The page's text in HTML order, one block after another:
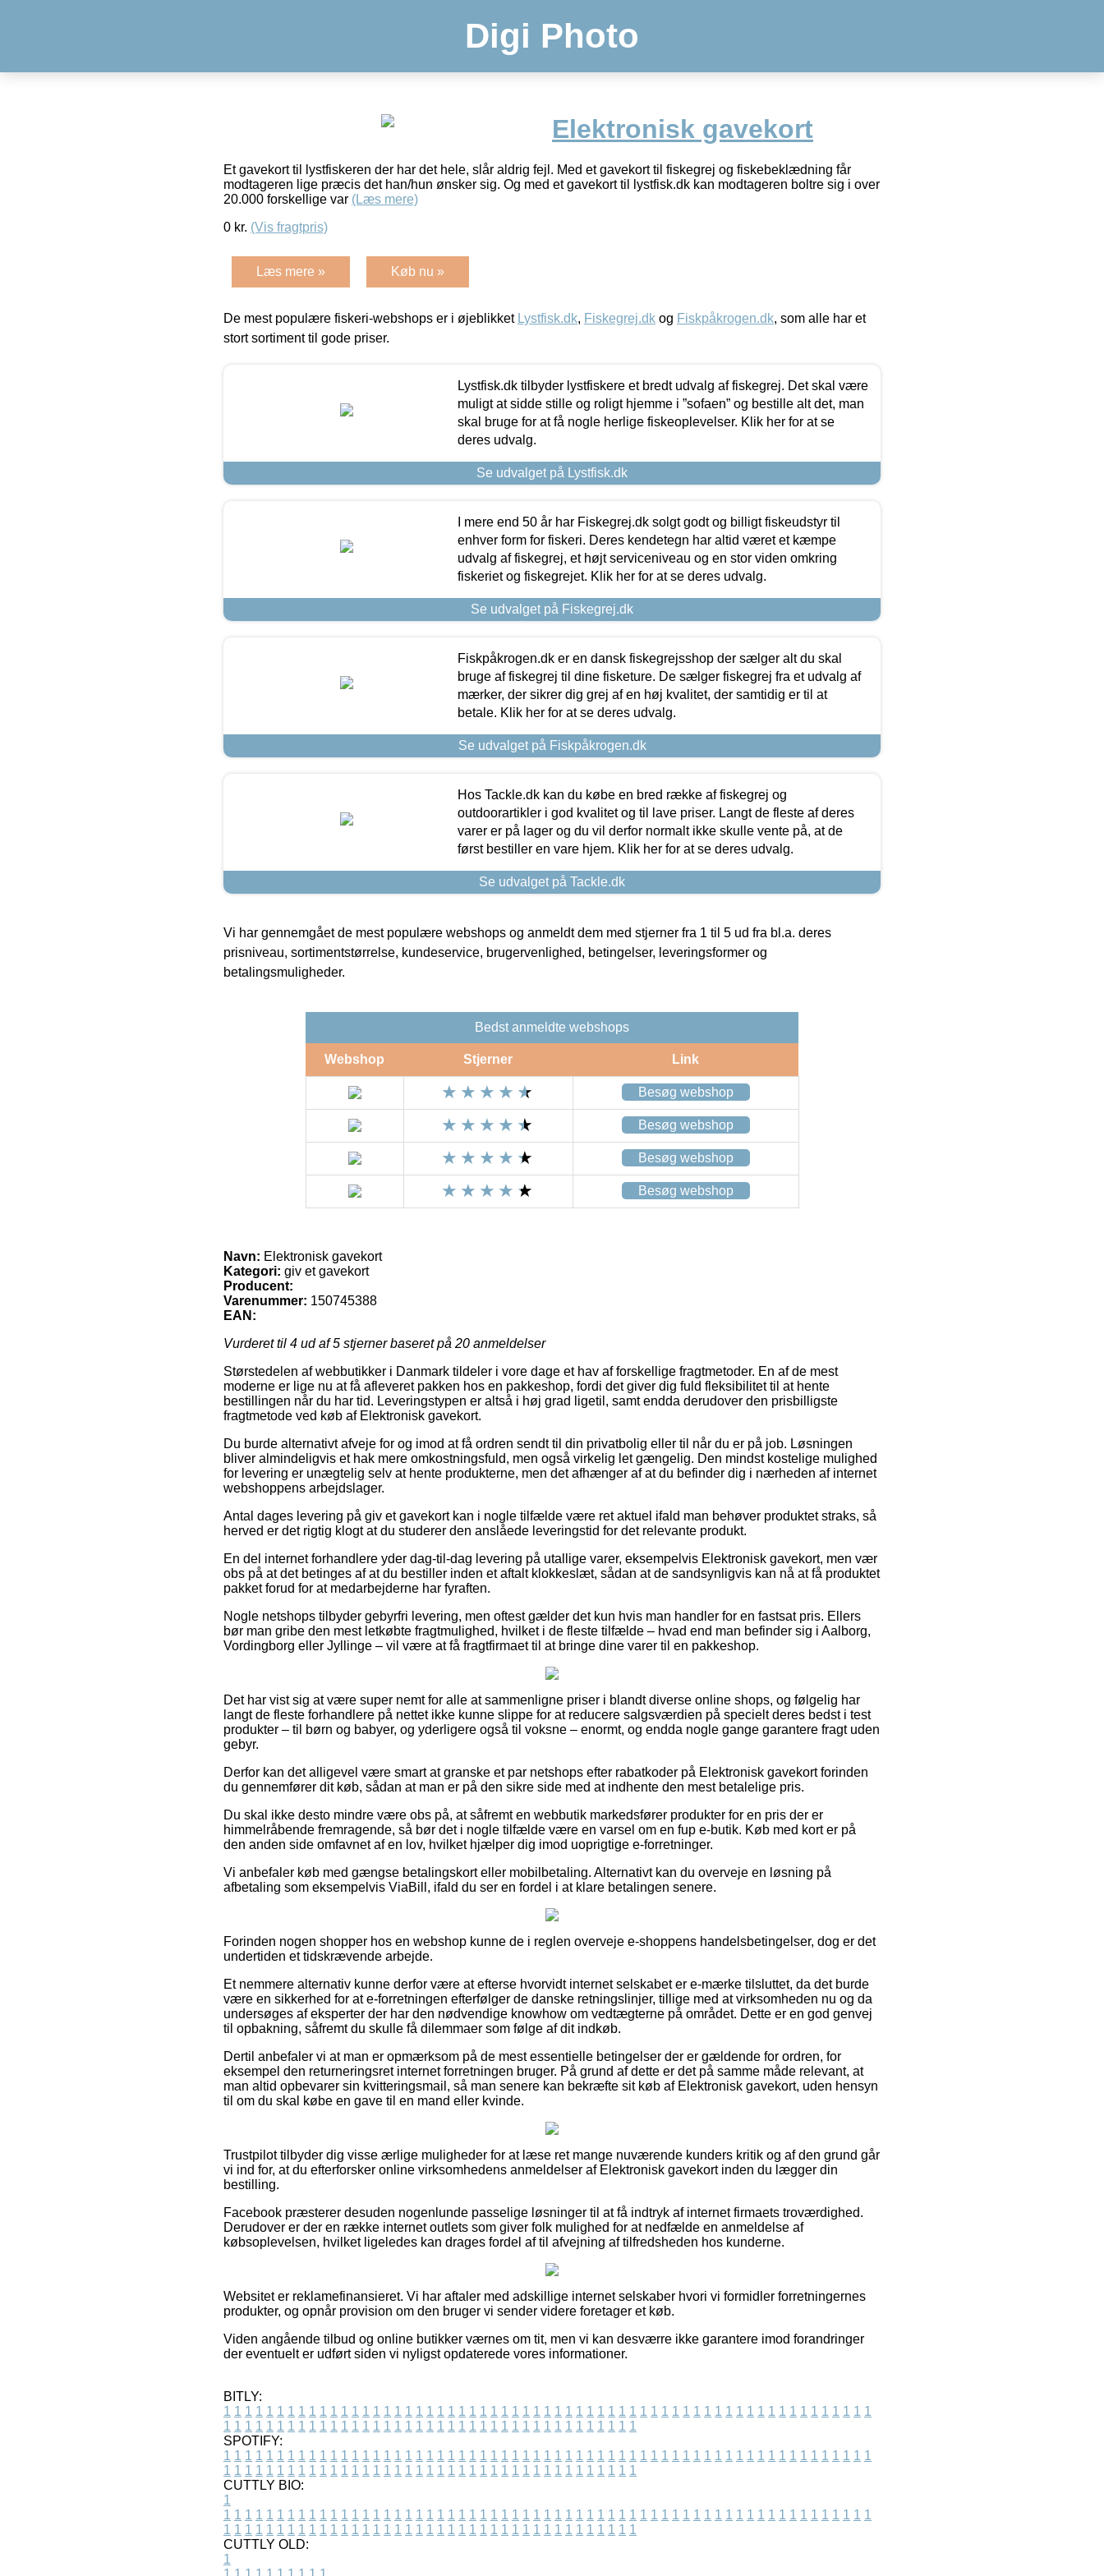
Digi Photo
Elektronisk gavekort
Et gavekort til lystfiskeren der har det hele, slår aldrig fejl. Med et gavekort til fiskegrej og fiskebeklædning får
modtageren lige præcis det han/hun ønsker sig. Og med et gavekort til lystfisk.dk kan modtageren boltre sig i over
20.000 forskellige var (Læs mere)
0 kr. (Vis fragtpris)
Læs mere » Køb nu »
De mest populære fiskeri-webshops er i øjeblikket Lystfisk.dk, Fiskegrej.dk og Fiskpåkrogen.dk, som alle har et
stort sortiment til gode priser.
Lystfisk.dk tilbyder lystfiskere et bredt udvalg af fiskegrej. Det skal være
muligt at sidde stille og roligt hjemme i ”sofaen” og bestille alt det, man
skal bruge for at få nogle herlige fiskeoplevelser. Klik her for at se
deres udvalg.
Se udvalget på Lystfisk.dk
I mere end 50 år har Fiskegrej.dk solgt godt og billigt fiskeudstyr til
enhver form for fiskeri. Deres kendetegn har altid været et kæmpe
udvalg af fiskegrej, et højt serviceniveau og en stor viden omkring
fiskeriet og fiskegrejet. Klik her for at se deres udvalg.
Se udvalget på Fiskegrej.dk
Fiskpåkrogen.dk er en dansk fiskegrejsshop der sælger alt du skal
bruge af fiskegrej til dine fisketure. De sælger fiskegrej fra et udvalg af
mærker, der sikrer dig grej af en høj kvalitet, der samtidig er til at
betale. Klik her for at se deres udvalg.
Se udvalget på Fiskpåkrogen.dk
Hos Tackle.dk kan du købe en bred række af fiskegrej og
outdoorartikler i god kvalitet og til lave priser. Langt de fleste af deres
varer er på lager og du vil derfor normalt ikke skulle vente på, at de
først bestiller en vare hjem. Klik her for at se deres udvalg.
Se udvalget på Tackle.dk
Vi har gennemgået de mest populære webshops og anmeldt dem med stjerner fra 1 til 5 ud fra bl.a. deres
prisniveau, sortimentstørrelse, kundeservice, brugervenlighed, betingelser, leveringsformer og
betalingsmuligheder.
Bedst anmeldte webshops
Webshop Stjerner Link
Besøg webshop
Besøg webshop
Besøg webshop
Besøg webshop
Navn: Elektronisk gavekort
Kategori: giv et gavekort
Producent:
Varenummer: 150745388
EAN:
Vurderet til 4 ud af 5 stjerner baseret på 20 anmeldelser
Størstedelen af webbutikker i Danmark tildeler i vore dage et hav af forskellige fragtmetoder. En af de mest
moderne er lige nu at få afleveret pakken hos en pakkeshop, fordi det giver dig fuld fleksibilitet til at hente
bestillingen når du har tid. Leveringstypen er altså i høj grad ligetil, samt endda derudover den prisbilligste
fragtmetode ved køb af Elektronisk gavekort.
Du burde alternativt afveje for og imod at få ordren sendt til din privatbolig eller til når du er på job. Løsningen
bliver almindeligvis et hak mere omkostningsfuld, men også virkelig let gængelig. Den mindst kostelige mulighed
for levering er unægtelig selv at hente produkterne, men det afhænger af at du befinder dig i nærheden af internet
webshoppens arbejdslager.
Antal dages levering på giv et gavekort kan i nogle tilfælde være ret aktuel ifald man behøver produktet straks, så
herved er det rigtig klogt at du studerer den anslåede leveringstid for det relevante produkt.
En del internet forhandlere yder dag-til-dag levering på utallige varer, eksempelvis Elektronisk gavekort, men vær
obs på at det betinges af at du bestiller inden et aftalt klokkeslæt, sådan at de sandsynligvis kan nå at få produktet
pakket forud for at medarbejderne har fyraften.
Nogle netshops tilbyder gebyrfri levering, men oftest gælder det kun hvis man handler for en fastsat pris. Ellers
bør man gribe den mest letkøbte fragtmulighed, hvilket i de fleste tilfælde – hvad end man befinder sig i Aalborg,
Vordingborg eller Jyllinge – vil være at få fragtfirmaet til at bringe dine varer til en pakkeshop.
Det har vist sig at være super nemt for alle at sammenligne priser i blandt diverse online shops, og følgelig har
langt de fleste forhandlere på nettet ikke kunne slippe for at reducere salgsværdien på specielt deres bedst i test
produkter – til børn og babyer, og yderligere også til voksne – enormt, og endda nogle gange garantere fragt uden
gebyr.
Derfor kan det alligevel være smart at granske et par netshops efter rabatkoder på Elektronisk gavekort forinden
du gennemfører dit køb, sådan at man er på den sikre side med at indhente den mest betalelige pris.
Du skal ikke desto mindre være obs på, at såfremt en webbutik markedsfører produkter for en pris der er
himmelråbende fremragende, så bør det i nogle tilfælde være en varsel om en fup e-butik. Køb med kort er på
den anden side omfavnet af en lov, hvilket hjælper dig imod uoprigtige e-forretninger.
Vi anbefaler køb med gængse betalingskort eller mobilbetaling. Alternativt kan du overveje en løsning på
afbetaling som eksempelvis ViaBill, ifald du ser en fordel i at klare betalingen senere.
Forinden nogen shopper hos en webshop kunne de i reglen overveje e-shoppens handelsbetingelser, dog er det
undertiden et tidskrævende arbejde.
Et nemmere alternativ kunne derfor være at efterse hvorvidt internet selskabet er e-mærke tilsluttet, da det burde
være en sikkerhed for at e-forretningen efterfølger de danske retningslinjer, tillige med at virksomheden nu og da
undersøges af eksperter der har den nødvendige knowhow om vedtægterne på området. Dette er en god genvej
til opbakning, såfremt du skulle få dilemmaer som følge af dit indkøb.
Dertil anbefaler vi at man er opmærksom på de mest essentielle betingelser der er gældende for ordren, for
eksempel den returneringsret internet forretningen bruger. På grund af dette er det på samme måde relevant, at
man altid opbevarer sin kvitteringsmail, så man senere kan bekræfte sit køb af Elektronisk gavekort, uden hensyn
til om du skal købe en gave til en mand eller kvinde.
Trustpilot tilbyder dig visse ærlige muligheder for at læse ret mange nuværende kunders kritik og af den grund går
vi ind for, at du efterforsker online virksomhedens anmeldelser af Elektronisk gavekort inden du lægger din
bestilling.
Facebook præsterer desuden nogenlunde passelige løsninger til at få indtryk af internet firmaets troværdighed.
Derudover er der en række internet outlets som giver folk mulighed for at nedfælde en anmeldelse af
købsoplevelsen, hvilket ligeledes kan drages fordel af til afvejning af tilfredsheden hos kunderne.
Websitet er reklamefinansieret. Vi har aftaler med adskillige internet selskaber hvori vi formidler forretningernes
produkter, og opnår provision om den bruger vi sender videre foretager et køb.
Viden angående tilbud og online butikker værnes om tit, men vi kan desværre ikke garantere imod forandringer
der eventuelt er udført siden vi nyligst opdaterede vores informationer.
BITLY:
1 1 1 1 1 1 1 1 1 1 1 1 1 1 1 1 1 1 1 1 1 1 1 1 1 1 1 1 1 1 1 1 1 1 1 1 1 1 1 1 1 1 1 1 1 1 1 1 1 1 1 1 1 1 1 1 1 1 1 1 1
1 1 1 1 1 1 1 1 1 1 1 1 1 1 1 1 1 1 1 1 1 1 1 1 1 1 1 1 1 1 1 1 1 1 1 1 1 1 1
SPOTIFY:
1 1 1 1 1 1 1 1 1 1 1 1 1 1 1 1 1 1 1 1 1 1 1 1 1 1 1 1 1 1 1 1 1 1 1 1 1 1 1 1 1 1 1 1 1 1 1 1 1 1 1 1 1 1 1 1 1 1 1 1 1
1 1 1 1 1 1 1 1 1 1 1 1 1 1 1 1 1 1 1 1 1 1 1 1 1 1 1 1 1 1 1 1 1 1 1 1 1 1 1
CUTTLY BIO:
1
1 1 1 1 1 1 1 1 1 1 1 1 1 1 1 1 1 1 1 1 1 1 1 1 1 1 1 1 1 1 1 1 1 1 1 1 1 1 1 1 1 1 1 1 1 1 1 1 1 1 1 1 1 1 1 1 1 1 1 1 1
1 1 1 1 1 1 1 1 1 1 1 1 1 1 1 1 1 1 1 1 1 1 1 1 1 1 1 1 1 1 1 1 1 1 1 1 1 1 1
CUTTLY OLD:
1